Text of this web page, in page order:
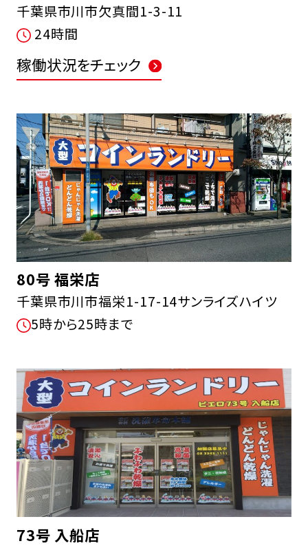
千葉県市川市欠真間1-3-11
24時間
稼働状況をチェック
80号 福栄店
千葉県市川市福栄1-17-14サンライズハイツ
5時から25時まで
73号 入船店